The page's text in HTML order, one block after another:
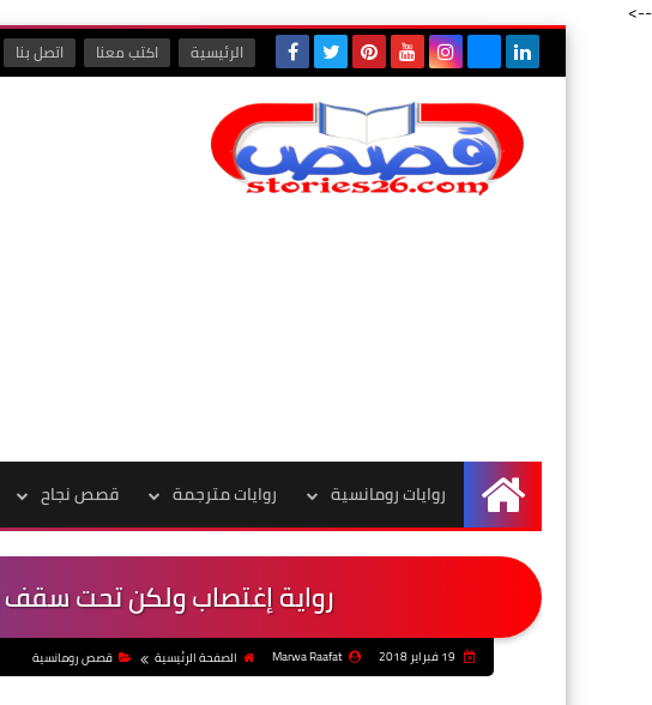
-->
الرئيسية اكتب معنا اتصل بنا
الرئيسية
روايات رومانسية روايات مترجمة قصص نجاح
رواية إغتصاب ولكن تحت سقف
Marwa Raafat الصفحة الرئيسية قصص رومانسية